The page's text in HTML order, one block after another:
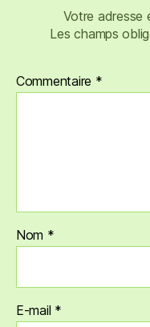
Votre adresse
Les champs
Commentaire *
Nom *
E-mail *